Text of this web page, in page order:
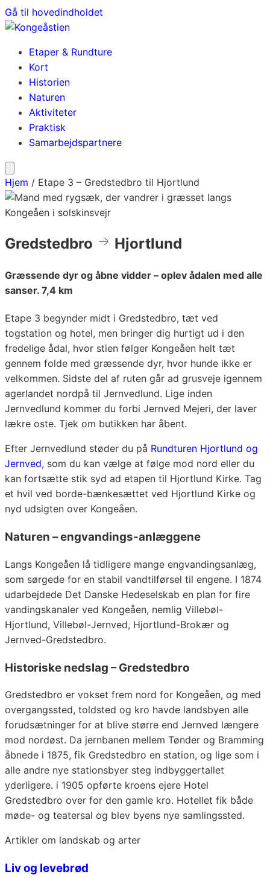
Gå til hovedindholdet
Etaper & Rundture
Kort
Historien
Naturen
Aktiviteter
Praktisk
Samarbejdspartnere
Hjem / Etape 3 – Gredstedbro til Hjortlund
Gredstedbro Hjortlund
Græssende dyr og åbne vidder – oplev ådalen med alle
sanser. 7,4 km
Etape 3 begynder midt i Gredstedbro, tæt ved
togstation og hotel, men bringer dig hurtigt ud i den
fredelige ådal, hvor stien følger Kongeåen helt tæt
gennem folde med græssende dyr, hvor hunde ikke er
velkommen. Sidste del af ruten går ad grusveje igennem
agerlandet nordpå til Jernvedlund. Lige inden
Jernvedlund kommer du forbi Jernved Mejeri, der laver
lækre oste. Tjek om butikken har åbent.
Efter Jernvedlund støder du på Rundturen Hjortlund og
Jernved, som du kan vælge at følge mod nord eller du
kan fortsætte stik syd ad etapen til Hjortlund Kirke. Tag
et hvil ved borde-bænkesættet ved Hjortlund Kirke og
nyd udsigten over Kongeåen.
Naturen – engvandings-anlæggene
Langs Kongeåen lå tidligere mange engvandingsanlæg,
som sørgede for en stabil vandtilførsel til engene. I 1874
udarbejdede Det Danske Hedeselskab en plan for fire
vandingskanaler ved Kongeåen, nemlig Villebøl-
Hjortlund, Villebøl-Jernved, Hjortlund-Brokær og
Jernved-Gredstedbro.
Historiske nedslag – Gredstedbro
Gredstedbro er vokset frem nord for Kongeåen, og med
overgangssted, toldsted og kro havde landsbyen alle
forudsætninger for at blive større end Jernved længere
mod nordøst. Da jernbanen mellem Tønder og Bramming
åbnede i 1875, fik Gredstedbro en station, og lige som i
alle andre nye stationsbyer steg indbyggertallet
yderligere. i 1905 opførte kroens ejere Hotel
Gredstedbro over for den gamle kro. Hotellet fik både
møde- og teatersal og blev byens nye samlingssted.
Artikler om landskab og arter
Liv og levebrød